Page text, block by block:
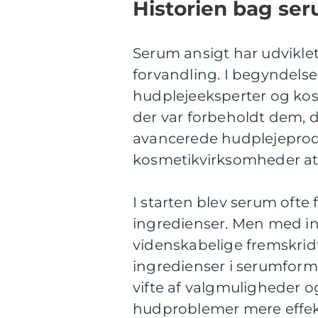
Historien bag
Serum ansigt har
forvandling. I
hudplejeeksperter og
der var forbeholdt dem,
avancerede
kosmetikvirksomheder
I starten blev serum
ingredienser. Men med
videnskabelige
ingredienser i
vifte af valgmuligheder
hudproblemer mere